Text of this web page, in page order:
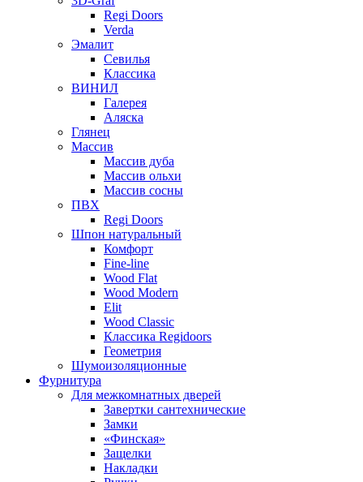
Regi Doors
Verda
Эмалит
Севилья
Классика
ВИНИЛ
Галерея
Аляска
Глянец
Массив
Массив дуба
Массив ольхи
Массив сосны
ПВХ
Regi Doors
Шпон натуральный
Комфорт
Fine-line
Wood Flat
Wood Modern
Elit
Wood Classic
Классика Regidoors
Геометрия
Шумоизоляционные
Фурнитура
Для межкомнатных дверей
Завертки сантехнические
Замки
«Финская»
Защелки
Накладки